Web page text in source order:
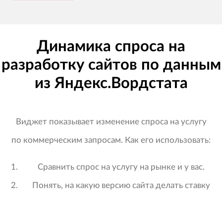
Динамика спроса на
разработку сайтов по данным
из Яндекс.Вордстата
Виджет показывает изменение спроса на услугу
по коммерческим запросам. Как его использовать:
Сравнить спрос на услугу на рынке и у вас.
Понять, на какую версию сайта делать ставку